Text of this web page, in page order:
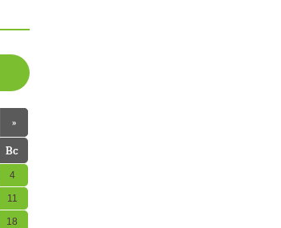
»
Вс
4
11
18